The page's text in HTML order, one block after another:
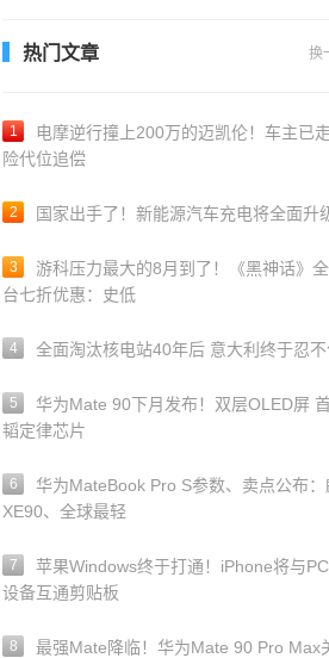
热门文章 换
1
电摩逆行撞上200万的迈凯伦！车主已
险代位追偿
2 国家出手了！新能源汽车充电将全面升
3
游科压力最大的8月到了！《黑神话》
台七折优惠：史低
4 全面淘汰核电站40年后 意大利终于忍
5
华为Mate 90下月发布！双层OLED屏
韬定律芯片
6
华为MateBook Pro S参数、卖点公布：
XE90、全球最轻
7
苹果Windows终于打通！iPhone将与
设备互通剪贴板
8
最强Mate降临！华为Mate 90 Pro Max